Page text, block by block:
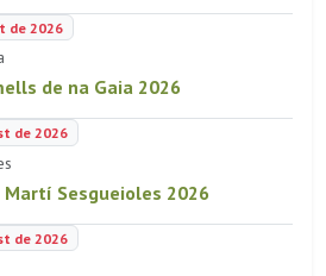
de 2026
de na Gaia 2026
de 2026
Sesgueioles 2026
de 2026